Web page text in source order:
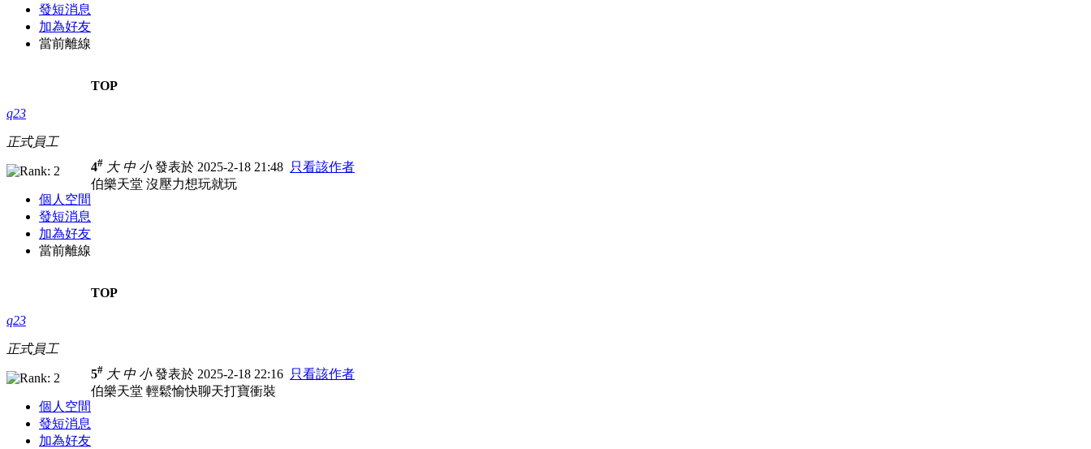
發短消息
加為好友
當前離線
TOP
q23
正式員工
個人空間
發短消息
加為好友
當前離線
4# 大 中 小發表於 2025-2-18 21:48 只看該作者
伯樂天堂 沒壓力想玩就玩
TOP
q23
正式員工
個人空間
發短消息
加為好友
5# 大 中 小發表於 2025-2-18 22:16 只看該作者
伯樂天堂 輕鬆愉快聊天打寶衝裝